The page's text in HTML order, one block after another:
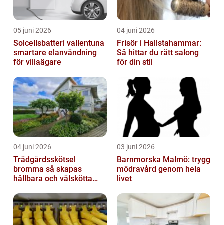
05 juni 2026
Solcellsbatteri vallentuna
smartare elanvändning
för villaägare
04 juni 2026
Frisör i Hallstahammar:
Så hittar du rätt salong
för din stil
04 juni 2026
Trädgårdsskötsel
bromma så skapas
hållbara och välskötta
03 juni 2026
Barnmorska Malmö: trygg
mödravård genom hela
livet